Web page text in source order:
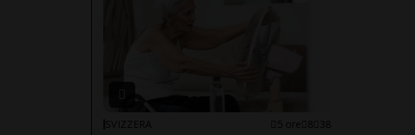
SVIZZERA 5 ore 8 38